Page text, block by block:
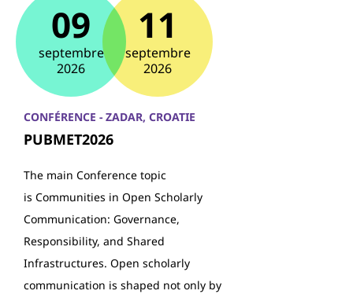
09
septembre
2026
11
septembre
2026
CONFÉRENCE - ZADAR, CROATIE
PUBMET2026
The main Conference topic
is Communities in Open Scholarly
Communication: Governance,
Responsibility, and Shared
Infrastructures. Open scholarly
communication is shaped not only by